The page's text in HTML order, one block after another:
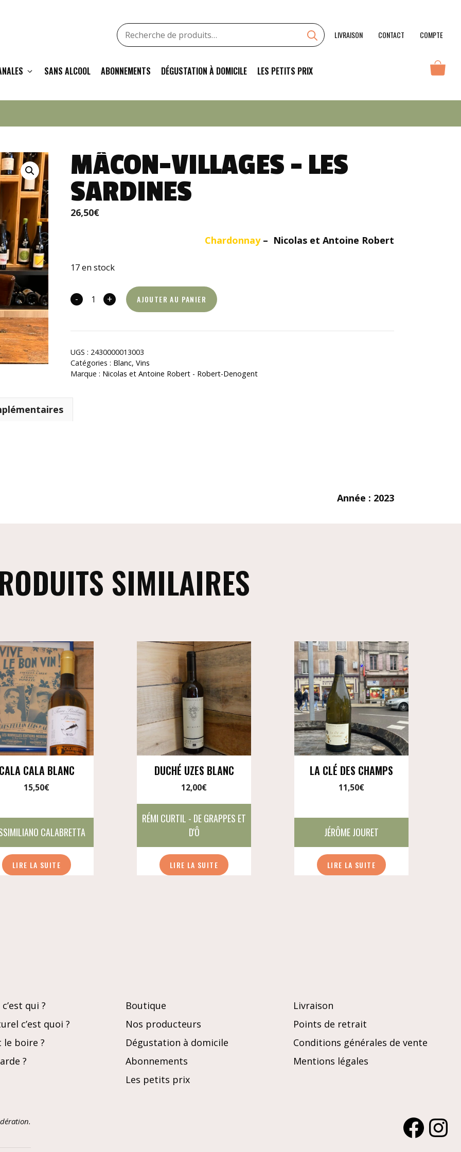
SANS ALCOOL ABONNEMENTS DÉGUSTATION À DOMICILE LES PETITS PRIX
LIVRAISON CONTACT COMPTE
Recherche
pour
MÂCON-VILLAGES – LES
SARDINES
26,50€
Chardonnay– Nicolas et Antoine Robert
17 en stock
-
quantité
Mâcon-
Villages
-
Les
+ AJOUTER AU PANIER
UGS : 2430000013003
Catégories : Blanc,Vins
Marque : Nicolas et Antoine Robert - Robert-Denogent
Année : 2023
SIMILAIRES
CALA BLANC
15,50€
CALABRETTA
LIRE LA SUITE
DUCHÉ UZES BLANC
12,00€
RÉMI CURTIL - DE GRAPPES ET
D'Ô
LIRE LA SUITE
LA CLÉ DES CHAMPS
11,50€
JÉRÔME JOURET
LIRE LA SUITE
qui ?
c’est quoi ?
le boire ?
?
Boutique
Nos producteurs
Dégustation à domicile
Abonnements
Les petits prix
Livraison
Points de retrait
Conditions générales de vente
Mentions légales
Facebook
-
Les